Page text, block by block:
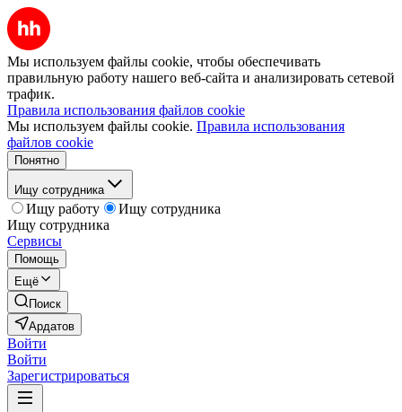
Мы используем файлы cookie, чтобы обеспечивать
правильную работу нашего веб-сайта и анализировать сетевой
трафик.
Правила использования файлов cookie
Мы используем файлы cookie. Правила использования
файлов cookie
Понятно
Ищу сотрудника
Ищу работу
Ищу сотрудника
Ищу сотрудника
Сервисы
Помощь
Ещё
Поиск
Ардатов
Войти
Войти
Зарегистрироваться